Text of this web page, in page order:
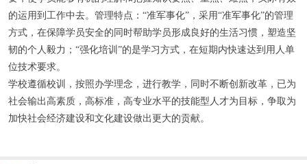
的运用到工作中去。管理特点：“准军事化”，采用“准军事化”的管理
方式，在保障学员安全的同时帮助学员形成良好的生活习惯，塑造坚
韧的个人毅力；“强化培训”的是学习方式，在短期内快速达到用人单
位技术要求。
学校遵循校训，按照办学理念，进行教学，同时不断创新改革，已为
社会输出高素质，高标准，高专业水平的技能型人才为目标，争取为
加快社会经济建设和文化建设做出更大的贡献。